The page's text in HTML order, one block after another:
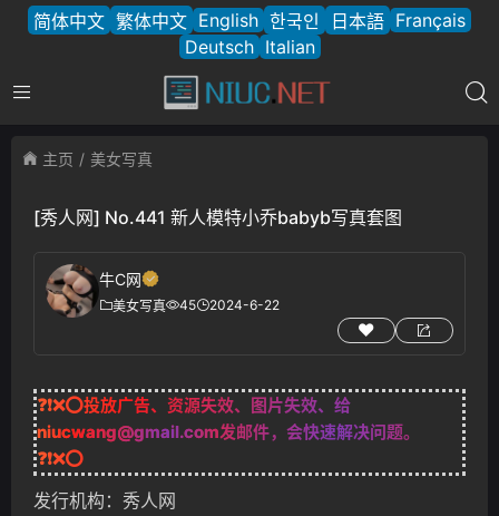
简体中文 繁体中文 English 한국인 日本語 Français
Deutsch Italian
主页 美女写真
[秀人网] No.441 新人模特小乔babyb写真套图
牛C网
美女写真 45 2024-6-22
❓❗❌⭕投放广告、资源失效、图片失效、给
niucwang@gmail.com发邮件，会快速解决问题。
❓❗❌⭕
发行机构：秀人网